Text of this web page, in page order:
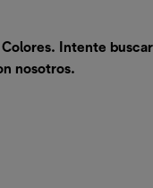
Intente buscar
nosotros.